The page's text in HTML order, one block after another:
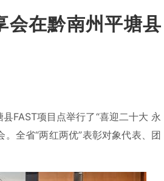
会在黔南州平塘县
FAST项目点举行了“喜迎二十大 永
全省“两红两优”表彰对象代表、团